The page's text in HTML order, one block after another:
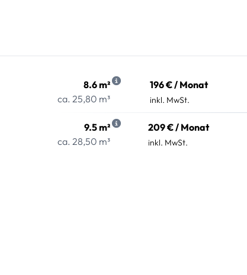
8.6 m²
ca. 25,80 m³
196 € / Monat
inkl. MwSt.
9.5 m²
ca. 28,50 m³
209 € / Monat
inkl. MwSt.